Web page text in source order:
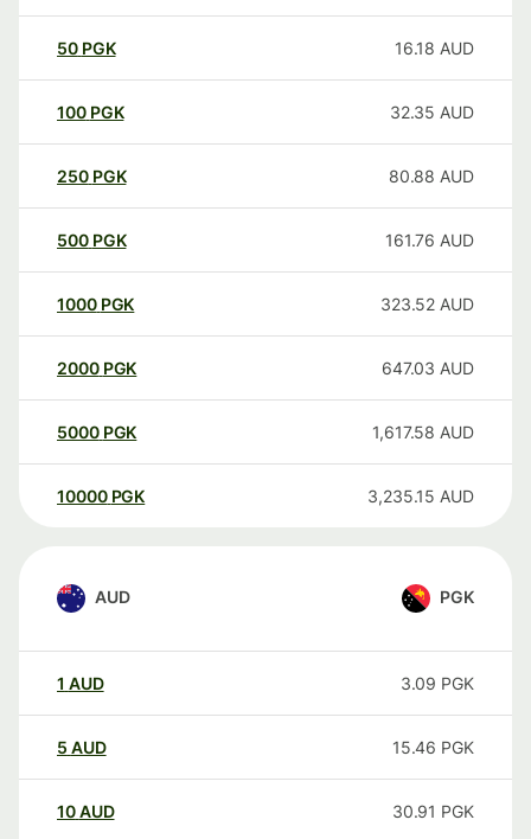
50 PGK 16.18 AUD
100 PGK 32.35 AUD
250 PGK 80.88 AUD
500 PGK 161.76 AUD
1000 PGK 323.52 AUD
2000 PGK 647.03 AUD
5000 PGK 1,617.58 AUD
10000 PGK 3,235.15 AUD
AUD PGK
1 AUD 3.09 PGK
5 AUD 15.46 PGK
10AUD 30.91 PGK